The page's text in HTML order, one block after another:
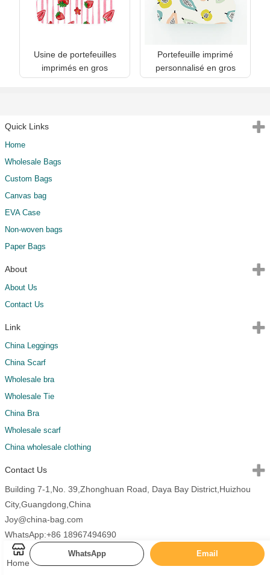
Usine de portefeuilles
imprimés en gros
Portefeuille imprimé
personnalisé en gros
Quick Links
Home
Wholesale Bags
Custom Bags
Canvas bag
EVA Case
Non-woven bags
Paper Bags
About
About Us
Contact Us
Link
China Leggings
China Scarf
Wholesale bra
Wholesale Tie
China Bra
Wholesale scarf
China wholesale clothing
Contact Us
Building 7-1,No. 39,Zhonghuan Road, Daya Bay District,Huizhou
City,Guangdong,China
Joy@china-bag.com
WhatsApp:+86 18967494690
Copyright 2026 China Bags All Rights Reserved.
Home
WhatsApp Email